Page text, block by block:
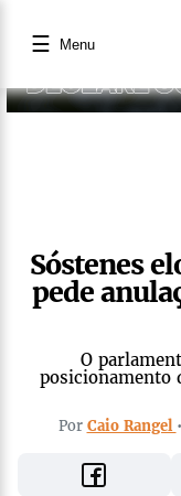
☰ Menu
Sóstenes
pede
O
posicionamento
Por Caio Rangel